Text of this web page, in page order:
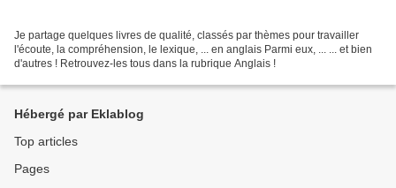
Je partage quelques livres de qualité, classés par thèmes pour travailler
l'écoute, la compréhension, le lexique, ... en anglais Parmi eux, ... ... et bien
d'autres ! Retrouvez-les tous dans la rubrique Anglais !
Hébergé par Eklablog
Top articles
Pages